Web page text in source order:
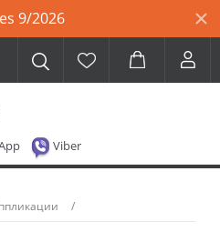
9/2026
Viber